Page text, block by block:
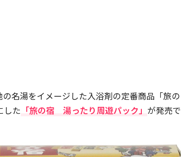
名湯をイメージした入浴剤の定番商品「旅の
した 「旅の宿 湯ったり周遊パック」 が発売で